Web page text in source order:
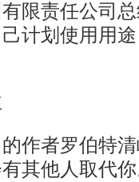
责任公司总
计划使用用
者罗伯特清
其他人取代